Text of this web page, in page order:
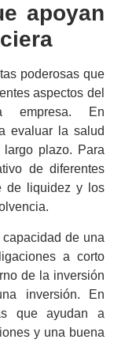
apoyan
poderosas que
aspectos del
empresa. En
evaluar la salud
plazo. Para
de diferentes
de liquidez y los
de una
a corto
de la inversión
inversión. En
que ayudan a
y una buena